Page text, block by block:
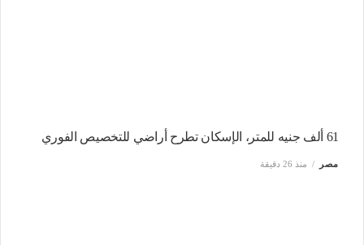
61 ألف جنيه للمتر، الإسكان تطرح أراضي للتخصيص الفوري
مصر منذ 26 دقيقة